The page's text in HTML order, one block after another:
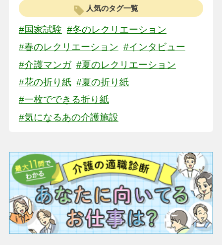
人気のタグ一覧
#国家試験 #冬のレクリエーション
#春のレクリエーション #インタビュー
#介護マンガ #夏のレクリエーション
#花の折り紙 #夏の折り紙
#一枚でできる折り紙
#気になるあの介護施設